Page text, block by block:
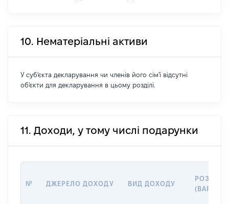
10. Нематеріальні активи
У суб'єкта декларування чи членів його сім'ї відсутні
об'єкти для декларування в цьому розділі.
11. Доходи, у тому числі подарунки
№ ДЖЕРЕЛО ДОХОДУ ВИД ДОХОДУ
РОЗМІР